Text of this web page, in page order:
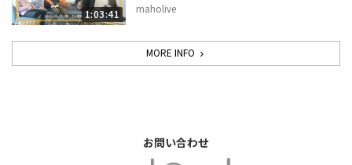
1:03:41 maholive
MORE INFO
お問い合わせ